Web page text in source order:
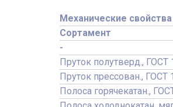
Механические
Сортамент
-
Пруток полутверд., ГОСТ
Пруток прессован., ГОСТ
Полоса горячекатан.,